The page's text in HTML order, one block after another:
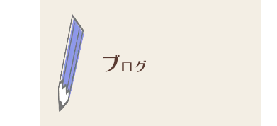
ブログ